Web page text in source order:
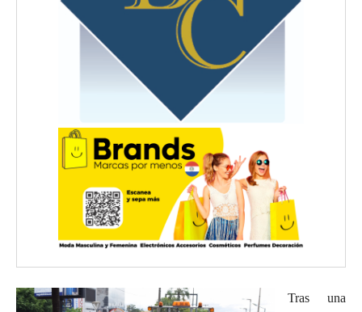
Tras una